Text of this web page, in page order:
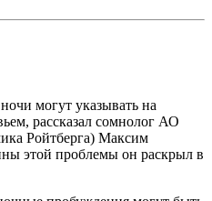
могут указывать на
рассказал сомнолог АО
Ройтберга) Максим
этой проблемы он раскрыл в